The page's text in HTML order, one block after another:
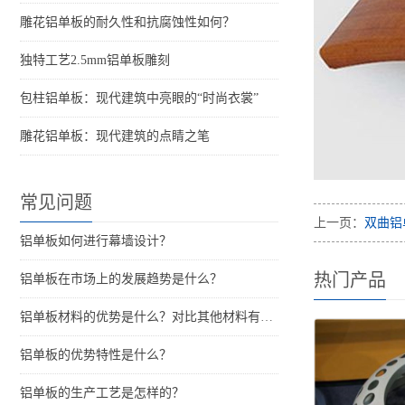
雕花铝单板的耐久性和抗腐蚀性如何？
独特工艺2.5mm铝单板雕刻
包柱铝单板：现代建筑中亮眼的“时尚衣裳”
雕花铝单板：现代建筑的点睛之笔
常见问题
铝单板如何进行幕墙设计？
铝单板在市场上的发展趋势是什么？
铝单板材料的优势是什么？对比其他材料有什么优点？
铝单板的优势特性是什么？
铝单板的生产工艺是怎样的？
上一页： 双曲
热门产品